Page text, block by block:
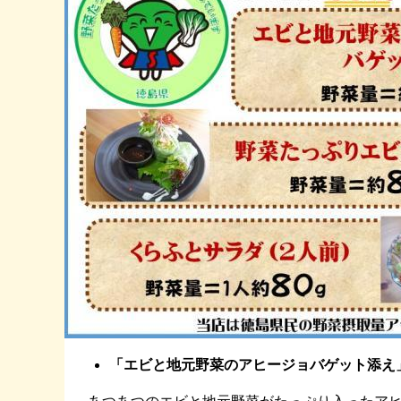
「エビと地元野菜のアヒージョバゲット添え